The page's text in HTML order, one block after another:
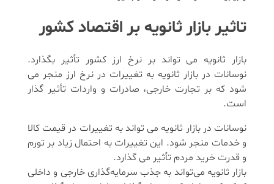
تاثیر بازار ثانویه بر اقتصاد کشور
بازار ثانویه می‌ تواند بر نرخ ارز کشور تأثیر بگذارد.
نوسانات در بازار ثانویه به تغییرات در نرخ ارز منجر می
شود که بر تجارت خارجی، صادرات و واردات تأثیر گذار
است.
نوسانات در بازار ثانویه می‌ تواند به تغییرات در قیمت کالا
و خدمات منجر شود. این تغییرات به احتمال زیاد بر تورم
و قدرت خرید مردم تأثیر می گذارد.
بازار ثانویه می‌تواند به جذب سرمایه‌گذاری خارجی و داخلی